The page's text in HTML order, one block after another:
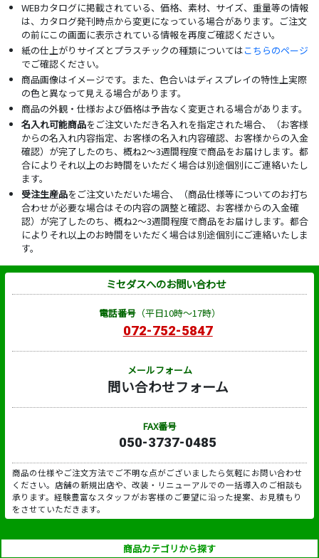
WEBカタログに掲載されている、価格、素材、サイズ、重量等の情報
は、カタログ発刊時点から変更になっている場合があります。ご注文
の前にこの画面に表示されている情報を再度ご確認ください。
紙の仕上がりサイズとプラスチックの種類についてはこちらのページ
でご確認ください。
商品画像はイメージです。また、色合いはディスプレイの特性上実際
の色と異なって見える場合があります。
商品の外観・仕様および価格は予告なく変更される場合があります。
名入れ可能商品をご注文いただき名入れを指定された場合、（お客様
からの名入れ内容指定、お客様の名入れ内容確認、お客様からの入金
確認）が完了したのち、概ね2～3週間程度で商品をお届けします。都
合によりそれ以上のお時間をいただく場合は別途個別にご連絡いたし
ます。
受注生産品をご注文いただいた場合、（商品仕様等についてのお打ち
合わせが必要な場合はその内容の調整と確認、お客様からの入金確
認）が完了したのち、概ね2～3週間程度で商品をお届けします。都合
によりそれ以上のお時間をいただく場合は別途個別にご連絡いたしま
す。
ミセダスへのお問い合わせ
電話番号（平日10時～17時）
072-752-5847
メールフォーム
問い合わせフォーム
FAX番号
050-3737-0485
商品の仕様やご注文方法でご不明な点がございましたら気軽にお問い合わせ
ください。店舗の新規出店や、改装・リニューアルでの一括導入のご相談も
承ります。経験豊富なスタッフがお客様のご要望に沿った提案、お見積もり
をさせていただきます。
商品カテゴリから探す